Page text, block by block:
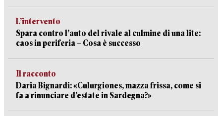
L’intervento
Spara contro l’auto del rivale al culmine di una lite:
caos in periferia – Cosa è successo
Il racconto
Daria Bignardi: «Culurgiones, mazza frissa, come si
fa a rinunciare d’estate in Sardegna?»